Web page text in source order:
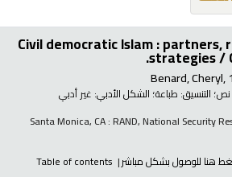
Civil democratic Islam : partners,
strategies /
Benard, Cheryl,
نص؛ التنسيق: طباعة؛ الشكل الأدبي: غير أدبي
Santa Monica, CA : RAND, National Security
هنا للوصول بشكل مباشر Table of contents